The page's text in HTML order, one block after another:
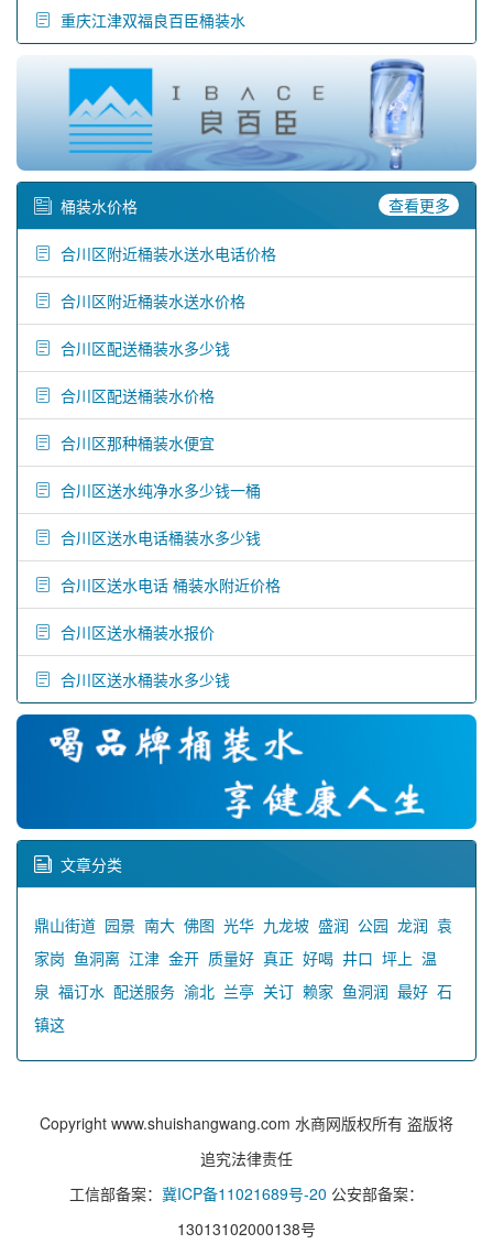
重庆江津双福良百臣桶装水
桶装水价格 查看更多
合川区附近桶装水送水电话价格
合川区附近桶装水送水价格
合川区配送桶装水多少钱
合川区配送桶装水价格
合川区那种桶装水便宜
合川区送水纯净水多少钱一桶
合川区送水电话桶装水多少钱
合川区送水电话 桶装水附近价格
合川区送水桶装水报价
合川区送水桶装水多少钱
文章分类
鼎山街道 园景 南大 佛图 光华 九龙坡 盛润 公园 龙润 袁
家岗 鱼洞离 江津 金开 质量好 真正 好喝 井口 坪上 温
泉 福订水 配送服务 渝北 兰亭 关订 赖家 鱼洞润 最好 石
镇这
Copyright www.shuishangwang.com 水商网版权所有 盗版将
追究法律责任
工信部备案： 冀ICP备11021689号-20 公安部备案：
13013102000138号